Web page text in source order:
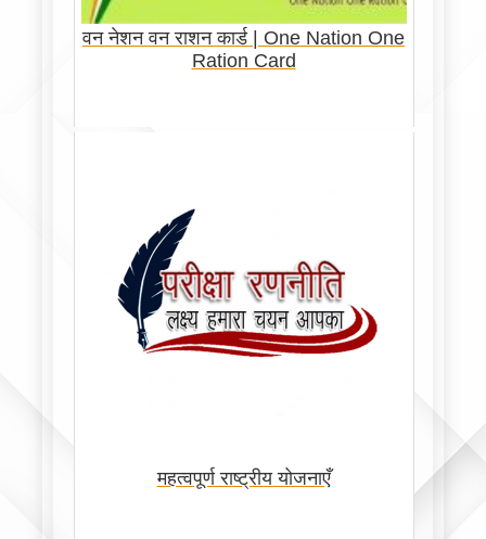
वन नेशन वन राशन कार्ड | One Nation One
Ration Card
महत्वपूर्ण राष्ट्रीय योजनाएँ